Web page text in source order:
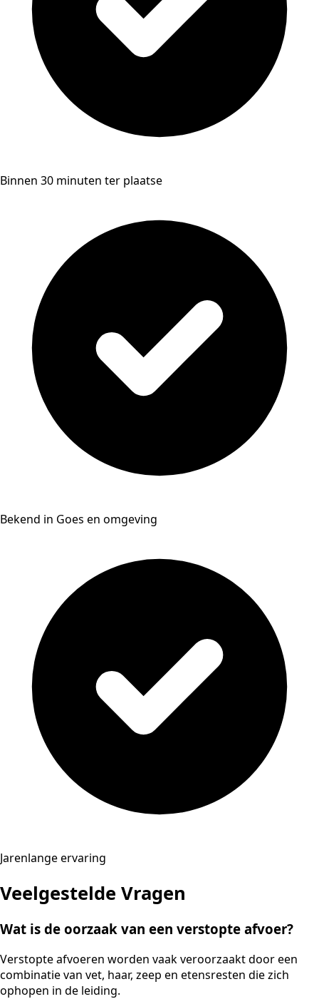
Binnen 30 minuten ter plaatse
Bekend in Goes en omgeving
Jarenlange ervaring
Veelgestelde Vragen
Wat is de oorzaak van een verstopte afvoer?
Verstopte afvoeren worden vaak veroorzaakt door een
combinatie van vet, haar, zeep en etensresten die zich
ophopen in de leiding.